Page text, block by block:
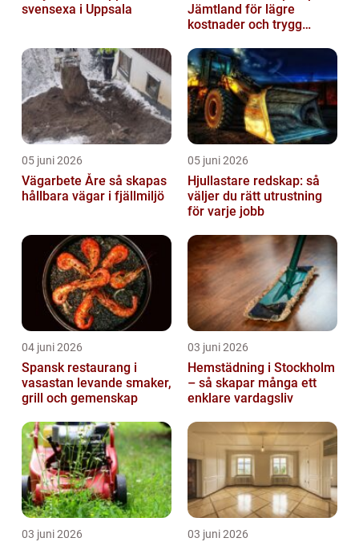
svensexa i Uppsala
Jämtland för lägre
kostnader och trygg
05 juni 2026
Vägarbete Åre så skapas
hållbara vägar i fjällmiljö
05 juni 2026
Hjullastare redskap: så
väljer du rätt utrustning
för varje jobb
04 juni 2026
Spansk restaurang i
vasastan levande smaker,
grill och gemenskap
03 juni 2026
Hemstädning i Stockholm
– så skapar många ett
enklare vardagsliv
03 juni 2026 03 juni 2026